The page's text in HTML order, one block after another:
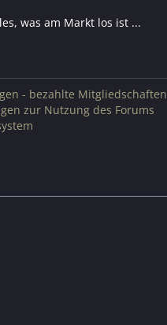
was am Markt los ist ...
- bezahlte Mitgliedschaften
zur Nutzung des Forums